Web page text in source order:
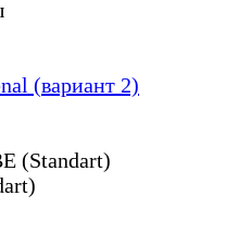
(вариант 2)
(Standart)